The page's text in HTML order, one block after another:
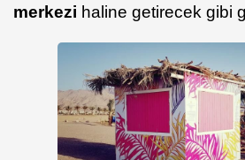
merkezi haline getirecek gibi